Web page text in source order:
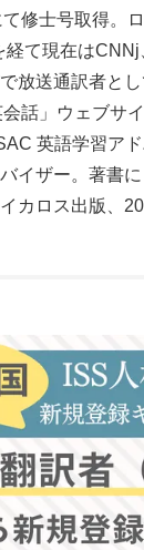
修士号取得。
経て現在は
放送通訳者とし
話」ウェブサ
英語学習ア
イザー。著書
カロス出版、